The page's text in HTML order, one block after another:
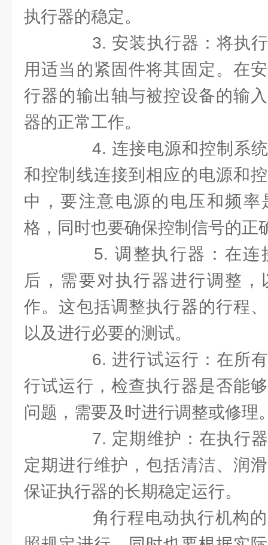
执行器的稳定。
3. 安装执行器：将执行
用适当的紧固件将其固定。在
行器的输出轴与被控设备的输
器的正常工作。
4. 连接电源和控制系统
和控制线连接到相应的电源和
中，要注意电源的电压和频
格，同时也要确保控制信号的正
5. 调整执行器：在连
后，需要对执行器进行调整
作。这包括调整执行器的行程
以及进行必要的测试。
6. 进行试运行：在所有
行试运行，检查执行器是否能
问题，需要及时进行调整或修理
7. 定期维护：在执行器
定期进行维护，包括清洁、润
保证执行器的长期稳定运行。
角行程电动执行机构的